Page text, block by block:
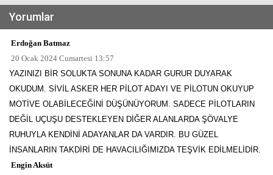
Yorumlar
Erdoğan Batmaz
20 Ocak 2024 Cumartesi 13:57
YAZINIZI BİR SOLUKTA SONUNA KADAR GURUR DUYARAK
OKUDUM. SİVİL ASKER HER PİLOT ADAYI VE PİLOTUN OKUYUP
MOTİVE OLABİLECEĞİNİ DÜŞÜNÜYORUM. SADECE PİLOTLARIN
DEĞİL UÇUŞU DESTEKLEYEN DİĞER ALANLARDA ŞÖVALYE
RUHUYLA KENDİNİ ADAYANLAR DA VARDIR. BU GÜZEL
İNSANLARIN TAKDİRİ DE HAVACILIĞIMIZDA TEŞVİK EDİLMELİDİR.
Engin Aksüt